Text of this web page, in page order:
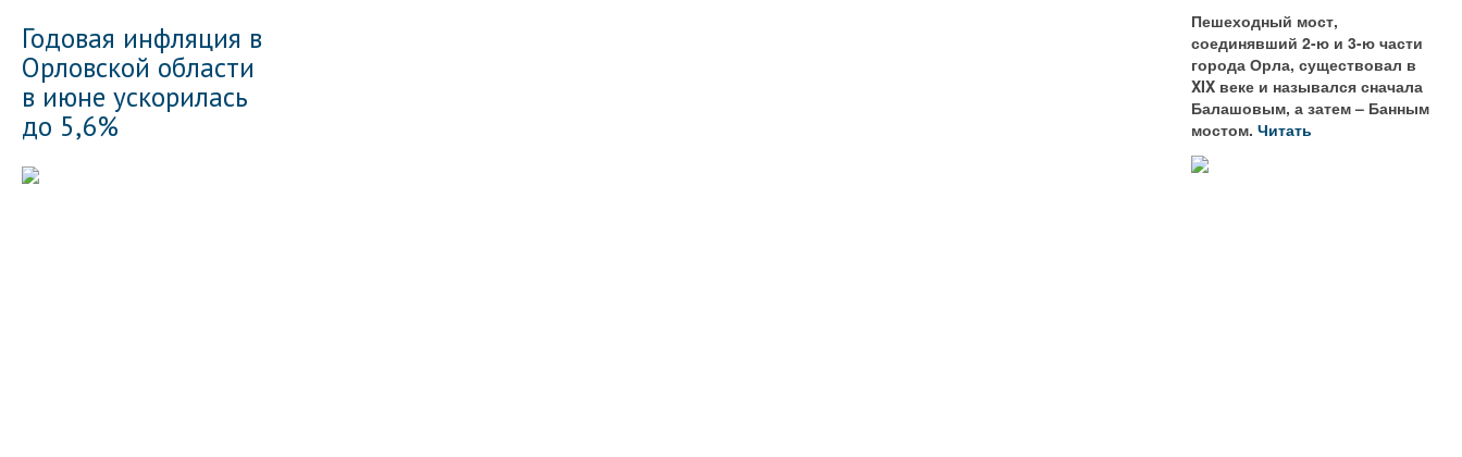
Годовая инфляция в
Орловской области
в июне ускорилась
до 5,6%
Пешеходный мост,
соединявший 2-ю и 3-ю части
города Орла, существовал в
XIX веке и назывался сначала
Балашовым, а затем – Банным
мостом.Читать